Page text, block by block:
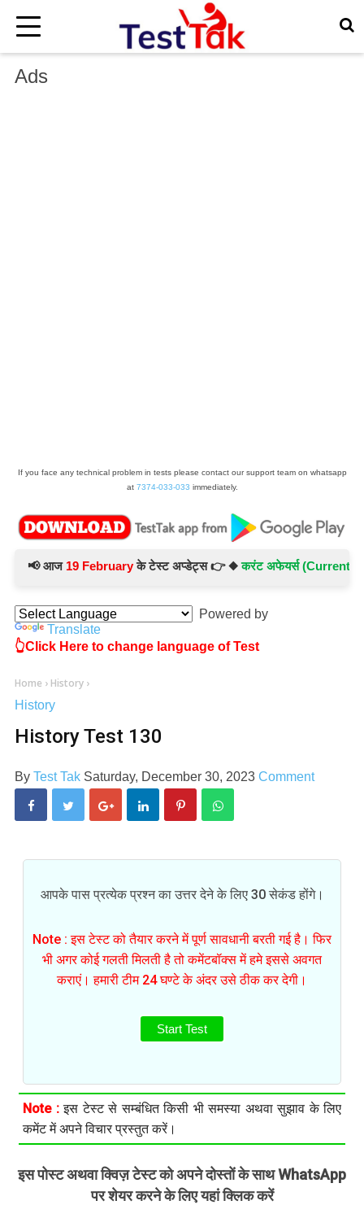
Ads
If you face any technical problem in tests please contact our support team on whatsapp
at 7374-033-033 immediately.
📢 आज19 Februaryके टेस्ट अप्डेट्स 👉 ◆करंट अफेयर्स (Current
×
Powered by
Translate
👆Click Here to change language of Test
Home › History ›
History
History Test 130
By Test Tak Saturday, December 30, 2023 Comment
आपके पास प्रत्येक प्रश्न का उत्तर देने के लिए 30 सेकंड होंगे।
Note : इस टेस्ट को तैयार करने में पूर्ण सावधानी बरती गई है। फिर
भी अगर कोई गलती मिलती है तो कमेंटबॉक्स में हमे इससे अवगत
कराएं। हमारी टीम 24 घण्टे के अंदर उसे ठीक कर देगी।
Start Test
Note :इस टेस्ट से सम्बंधित किसी भी समस्या अथवा सुझाव के लिए
कमेंट में अपने विचार प्रस्तुत करें।
इस पोस्ट अथवा क्विज़ टेस्ट को अपने दोस्तों के साथ WhatsApp
पर शेयर करने के लिए यहां क्लिक करें